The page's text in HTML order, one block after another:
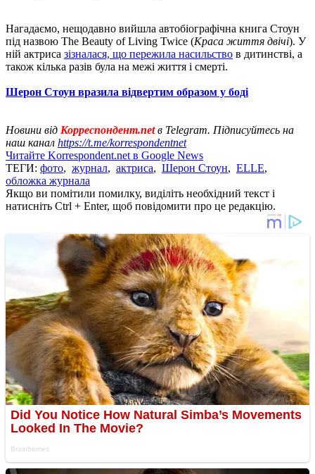
Нагадаємо, нещодавно вийшла автобіографічна книга Стоун
під назвою The Beauty of Living Twice (Краса життя двічі). У
ній актриса зізналася, що пережила насильство в дитинстві, а
також кілька разів була на межі життя і смерті.
Шерон Стоун вразила відвертим образом у боді
Новини від Корреспондент.netв Telegram. Підписуйтесь на
наш канал https://t.me/korrespondentnet
Читайте Korrespondent.net в Google News
ТЕГИ: фото, журнал, актриса, Шерон Стоун, ELLE,
обложка журнала
Якщо ви помітили помилку, виділіть необхідний текст і
натисніть Ctrl + Enter, щоб повідомити про це редакцію.